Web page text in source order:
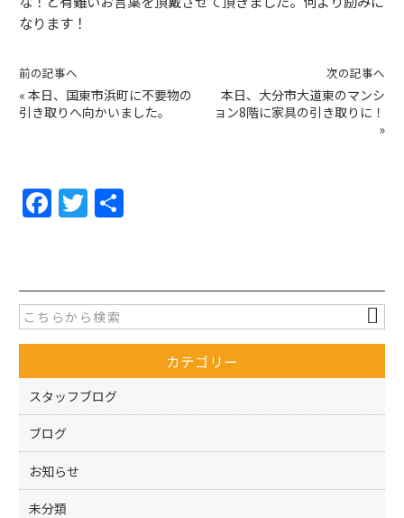
なります！
前の記事へ
« 本日、国東市浜町に不要物の
引き取りへ向かいました。
次の記事へ
本日、大分市大道東のマンシ
ョン8階に家具の引き取りに！
»
F
a
e
b
o
o
k
T
w
er
カテゴリー
スタッフブログ
ブログ
お知らせ
未分類